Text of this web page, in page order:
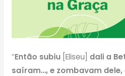
“Então subiu[Eliseu] dali a
saíram…, e zombavam dele,